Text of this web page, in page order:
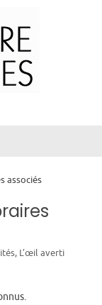
associés
, L’œil averti